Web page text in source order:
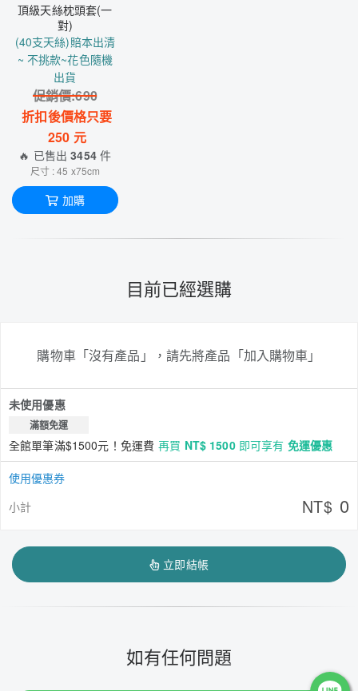
頂級天絲枕頭套(一
對)
(40支天絲)賠本出清
~ 不挑款~花色隨機
出貨
促銷價:690
折扣後價格只要
250 元
🔥 已售出3454件
尺寸 : 45 x75cm
加購
目前已經選購
購物車「沒有產品」，請先將產品「加入購物車」
未使用優惠
滿額免運
全館單筆滿$1500元！免運費 再買 NT$ 1500即可享有 免運優惠
使用優惠券
小計
NT$ 0
立即結帳
如有任何問題